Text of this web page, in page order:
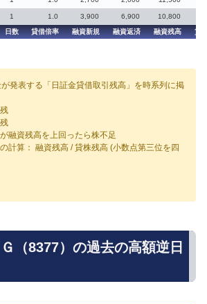
1 1.0 3,900 6,900
10,800
日数 貸借倍率 融資新規 融資返済 融資残高 貸
発表する「日証金貸借取引残高」を時系列に掲
融資残高を上回ったら株不足
の計算： 融資残高 / 貸株残高 (小数点第三位を四
（8377）の過去の高額逆日